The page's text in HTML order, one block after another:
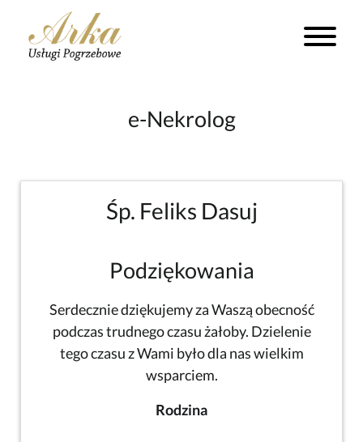
e-Nekrolog
Śp. Feliks Dasuj
Podziękowania
Serdecznie dziękujemy za Waszą obecność
podczas trudnego czasu żałoby. Dzielenie
tego czasu z Wami było dla nas wielkim
wsparciem.
Rodzina